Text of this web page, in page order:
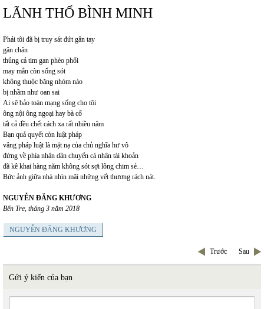
LÃNH THỔ BÌNH MINH
Phải tôi đã bị truy sát đứt gân tay
gân chân
thủng cả tim gan phèo phổi
may mắn còn sống sót
không thuộc băng nhóm nào
bị nhầm như oan sai
Ai sẽ bảo toàn mạng sống cho tôi
ông nội ông ngoại hay bà cố
tất cả đều chết cách xa rất nhiều năm
Bạn quả quyết còn luật pháp
vâng pháp luật là mặt nạ của chủ nghĩa hư vô
đứng về phía nhân dân chuyển cá nhân tài khoản
đã kê khai hàng năm không sót sợi lông chim sẻ…
Bức ảnh giữa nhà nhìn mãi những vết thương rách nát.
NGUYỄN ĐĂNG KHƯƠNG
Bến Tre, tháng 3 năm 2018
NGUYỄN ĐĂNG KHƯƠNG
Trước Sau
Gửi ý kiến của bạn